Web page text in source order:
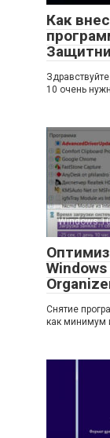
Как
10 очень
Windows
Снятие
как минимум